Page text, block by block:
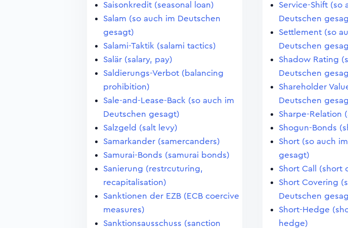
Saisonkredit (seasonal loan)
Salam (so auch im Deutschen
gesagt)
Salami-Taktik (salami tactics)
Salär (salary, pay)
Saldierungs-Verbot (balancing
prohibition)
Sale-and-Lease-Back (so auch im
Deutschen gesagt)
Salzgeld (salt levy)
Samarkander (samercanders)
Samurai-Bonds (samurai bonds)
Sanierung (restrcuturing,
recapitalisation)
Sanktionen der EZB (ECB coercive
measures)
Sanktionsausschuss (sanction
Service-Shift (so
Deutschen
Settlement (so
Deutschen
Shadow Rating
Deutschen
Shareholder
Deutschen
Sharpe-Relation
Shogun-Bonds
Short (so auch
gesagt)
Short Call (short
Short Covering
Deutschen
Short-Hedge
hedge)